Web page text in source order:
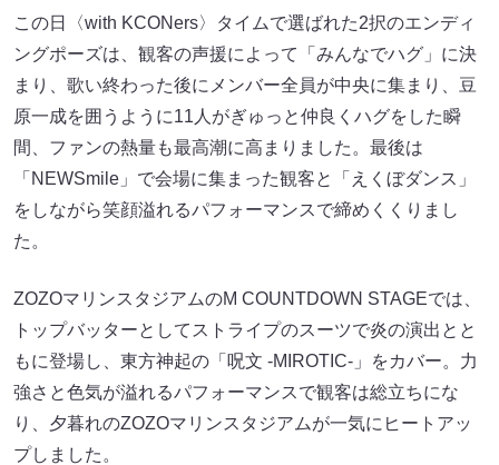
この日〈with KCONers〉タイムで選ばれた2択のエンディ
ングポーズは、観客の声援によって「みんなでハグ」に決
まり、歌い終わった後にメンバー全員が中央に集まり、豆
原一成を囲うように11人がぎゅっと仲良くハグをした瞬
間、ファンの熱量も最高潮に高まりました。最後は
「NEWSmile」で会場に集まった観客と「えくぼダンス」
をしながら笑顔溢れるパフォーマンスで締めくくりまし
た。
ZOZOマリンスタジアムのM COUNTDOWN STAGEでは、
トップバッターとしてストライプのスーツで炎の演出とと
もに登場し、東方神起の「呪文 -MIROTIC-」をカバー。力
強さと色気が溢れるパフォーマンスで観客は総立ちにな
り、夕暮れのZOZOマリンスタジアムが一気にヒートアッ
プしました。